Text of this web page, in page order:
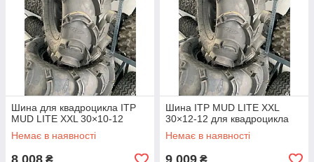
Шина для квадроцикла ITP
MUD LITE XXL 30×10-12
Немає в наявності
8 008 ₴
Шина ITP MUD LITE XXL
30×12-12 для квадроцикла
Немає в наявності
9 009 ₴